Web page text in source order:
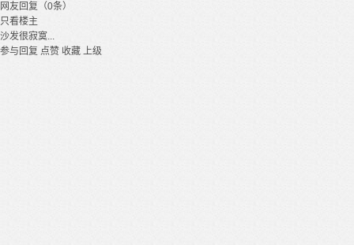
网友回复（0条）
只看楼主
沙发很寂寞...
参与回复 点赞 收藏 上级